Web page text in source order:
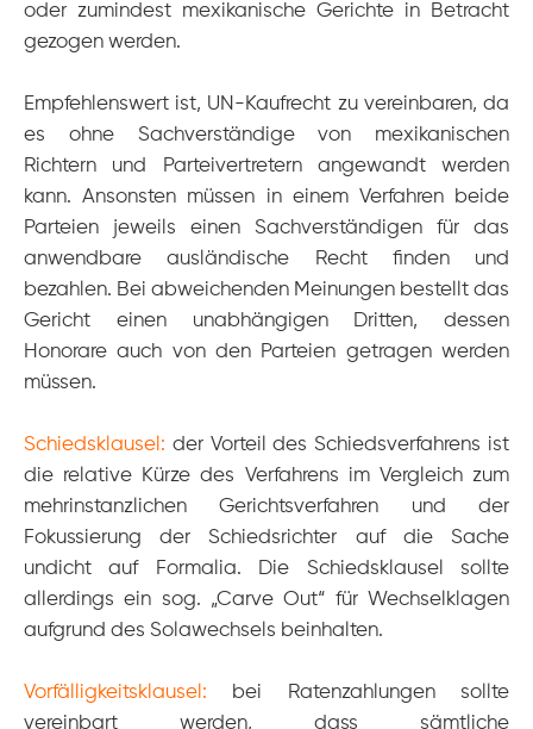
oder zumindest mexikanische Gerichte in Betracht
gezogen werden.
Empfehlenswert ist, UN-Kaufrecht zu vereinbaren, da
es ohne Sachverständige von mexikanischen
Richtern und Parteivertretern angewandt werden
kann. Ansonsten müssen in einem Verfahren beide
Parteien jeweils einen Sachverständigen für das
anwendbare ausländische Recht finden und
bezahlen. Bei abweichenden Meinungen bestellt das
Gericht einen unabhängigen Dritten, dessen
Honorare auch von den Parteien getragen werden
müssen.
Schiedsklausel: der Vorteil des Schiedsverfahrens ist
die relative Kürze des Verfahrens im Vergleich zum
mehrinstanzlichen Gerichtsverfahren und der
Fokussierung der Schiedsrichter auf die Sache
undicht auf Formalia. Die Schiedsklausel sollte
allerdings ein sog. „Carve Out“ für Wechselklagen
aufgrund des Solawechsels beinhalten.
Vorfälligkeitsklausel: bei Ratenzahlungen sollte
vereinbart werden, dass sämtliche